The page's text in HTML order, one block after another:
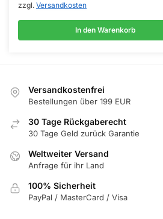
zzgl. Versandkosten
In den Warenkorb
Versandkostenfrei
Bestellungen über 199 EUR
30 Tage Rückgaberecht
30 Tage Geld zurück Garantie
Weltweiter Versand
Anfrage für ihr Land
100% Sicherheit
PayPal / MasterCard / Visa